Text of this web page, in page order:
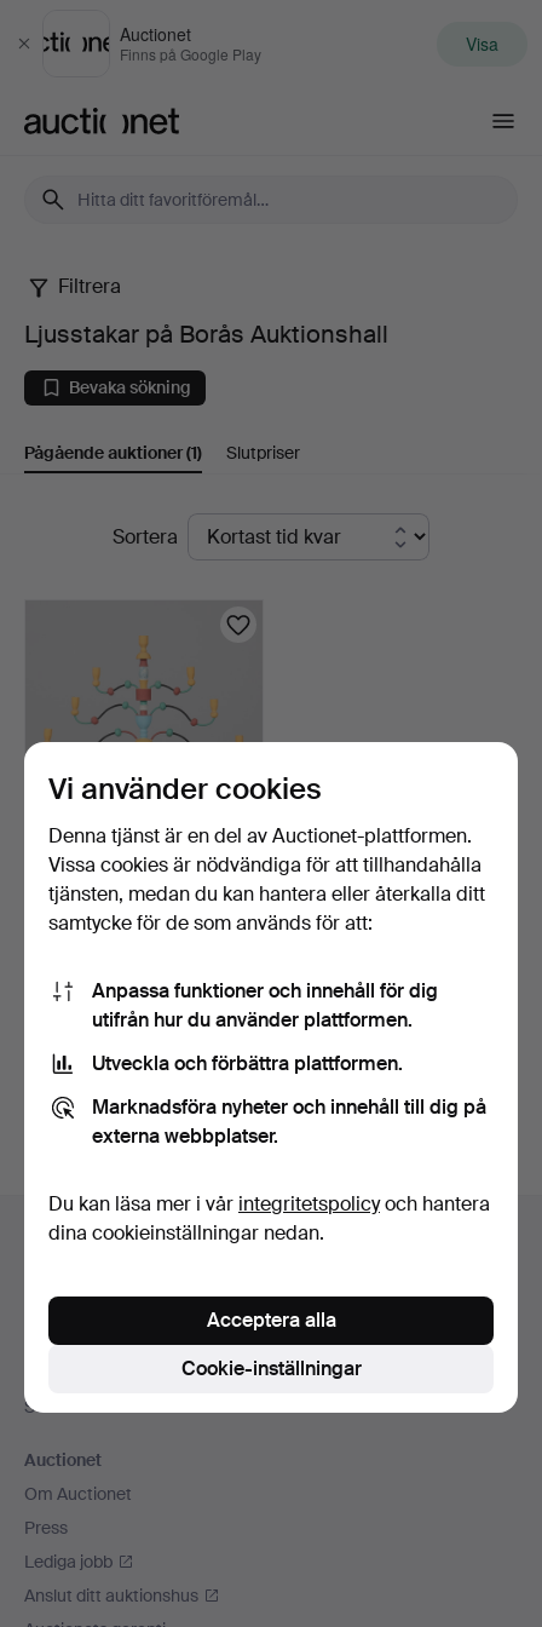
Stäng
Auctionet
Finns på Google Play Visa
Ljusstakar
på
Borås
Auktionshall
Filtrera
Ljusstakar på Borås Auktionshall
Bevaka sökning
Pågående auktioner(1) Slutpriser
PågåendeSortera
JOHN SVENSSON.
KANDELABER,
"Essungastaken"…
Bevaka sökning
Du kan också söka i vårt arkiv med avslutade auktioner
Sidfotsnavigation
Hjälp och kontakt
Alla auktionshus
Betalningsalternativ
Sociala medier
Auctionet
Om Auctionet
Press
Lediga jobb
Anslut ditt auktionshus
Vi använder cookies
Denna tjänst är en del av Auctionet-plattformen.
Vissa cookies är nödvändiga för att tillhandahålla
tjänsten, medan du kan hantera eller återkalla ditt
samtycke för de som används för att:
Anpassa funktioner och innehåll för dig
utifrån hur du använder plattformen.
Utveckla och förbättra plattformen.
Marknadsföra nyheter och innehåll till dig på
externa webbplatser.
Du kan läsa mer i vår integritetspolicyoch hantera
dina cookieinställningar nedan.
Cookie-inställningar
Acceptera alla